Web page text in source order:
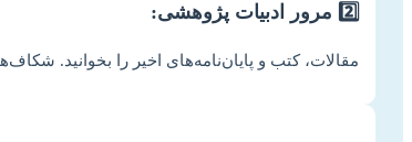
2️⃣ مرور ادبیات پژوهشی:
مقالات، کتب و پایان‌نامه‌های اخیر را بخوانید.